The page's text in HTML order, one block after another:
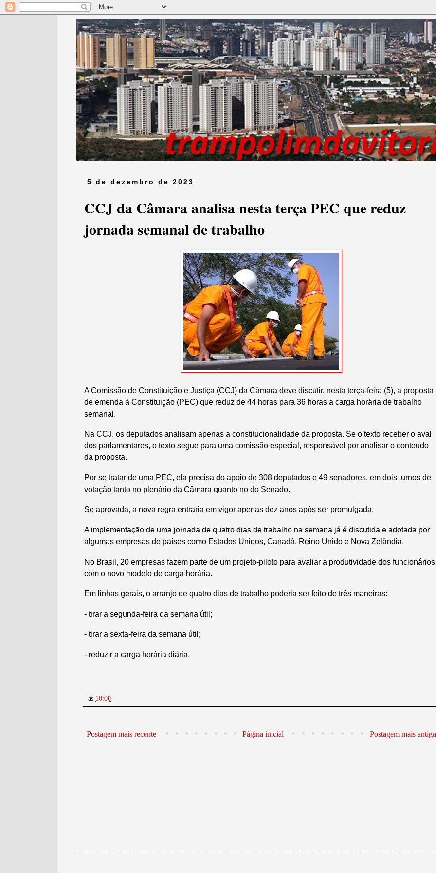
5 de dezembro de 2023
CCJ da Câmara analisa nesta terça PEC que reduz
jornada semanal de trabalho
A Comissão de Constituição e Justiça (CCJ) da Câmara deve discutir, nesta terça-feira (5), a proposta
de emenda à Constituição (PEC) que reduz de 44 horas para 36 horas a carga horária de trabalho
semanal.
Na CCJ, os deputados analisam apenas a constitucionalidade da proposta. Se o texto receber o aval
dos parlamentares, o texto segue para uma comissão especial, responsável por analisar o conteúdo
da proposta.
Por se tratar de uma PEC, ela precisa do apoio de 308 deputados e 49 senadores, em dois turnos de
votação tanto no plenário da Câmara quanto no do Senado.
Se aprovada, a nova regra entraria em vigor apenas dez anos após ser promulgada.
A implementação de uma jornada de quatro dias de trabalho na semana já é discutida e adotada por
algumas empresas de países como Estados Unidos, Canadá, Reino Unido e Nova Zelândia.
No Brasil, 20 empresas fazem parte de um projeto-piloto para avaliar a produtividade dos funcionários
com o novo modelo de carga horária.
Em linhas gerais, o arranjo de quatro dias de trabalho poderia ser feito de três maneiras:
- tirar a segunda-feira da semana útil;
- tirar a sexta-feira da semana útil;
- reduzir a carga horária diária.
às 10:00
Postagem mais recente Postagem mais antiga
Página inicial